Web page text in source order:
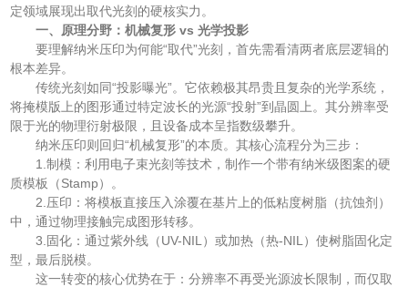
定领域展现出取代光刻的硬核实力。
一、原理分野：机械复形 vs 光学投影
要理解纳米压印为何能“取代”光刻，首先需看清两者底层逻辑的
根本差异。
传统光刻如同“投影曝光”。它依赖极其昂贵且复杂的光学系统，
将掩模版上的图形通过特定波长的光源“投射”到晶圆上。其分辨率受
限于光的物理衍射极限，且设备成本呈指数级攀升。
纳米压印则回归“机械复形”的本质。其核心流程分为三步：
1.制模：利用电子束光刻等技术，制作一个带有纳米级图案的硬
质模板（Stamp）。
2.压印：将模板直接压入涂覆在基片上的低粘度树脂（抗蚀剂）
中，通过物理接触完成图形转移。
3.固化：通过紫外线（UV-NIL）或加热（热-NIL）使树脂固化定
型，最后脱模。
这一转变的核心优势在于：分辨率不再受光源波长限制，而仅取